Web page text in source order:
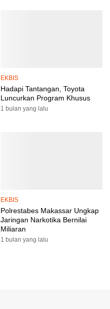
EKBIS
Hadapi Tantangan, Toyota
Luncurkan Program Khusus
1 bulan yang lalu
EKBIS
Polrestabes Makassar Ungkap
Jaringan Narkotika Bernilai
Miliaran
1 bulan yang lalu